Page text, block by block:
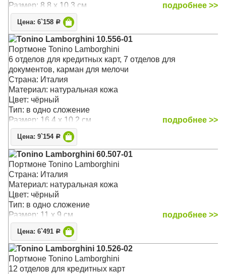
Размер: 8.8 x 10.3 см
подробнее >>
Цена: 6`158 Р
Tonino Lamborghini 10.556-01
Портмоне Tonino Lamborghini
6 отделов для кредитных карт, 7 отделов для
документов, карман для мелочи
Страна: Италия
Материал: натуральная кожа
Цвет: чёрный
Тип: в одно сложение
Размер: 16.4 x 10.2 см
подробнее >>
Цена: 9`154 Р
Tonino Lamborghini 60.507-01
Портмоне Tonino Lamborghini
Страна: Италия
Материал: натуральная кожа
Цвет: чёрный
Тип: в одно сложение
Размер: 11 x 9 см
подробнее >>
Цена: 6`491 Р
Tonino Lamborghini 10.526-02
Портмоне Tonino Lamborghini
12 отделов для кредитных карт